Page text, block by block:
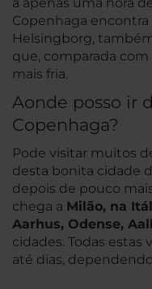
Copenhaga
Helsingborg,
que, comparada
mais fria.
Aonde posso ir
Copenhaga?
Pode visitar muitos
desta bonita cidade
depois de pouco
chega a Milão, na
Aarhus, Odense,
cidades. Todas estas
até dias,